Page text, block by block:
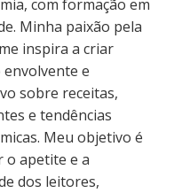
com formação em
Minha paixão pela
inspira a criar
e
sobre receitas,
e tendências
Meu objetivo é
o apetite e a
dos leitores,